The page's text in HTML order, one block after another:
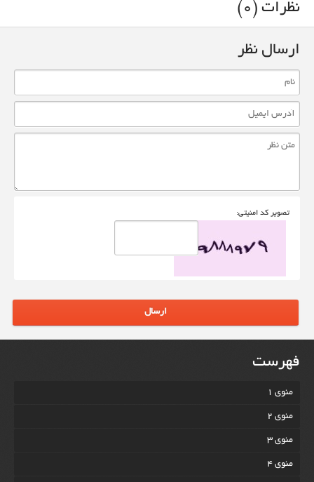
نظرات (0)
ارسال نظر
تصوير کد امنيتی:
ارسال
فهرست
منوی 1
منوی 2
منوی 3
منوی 4